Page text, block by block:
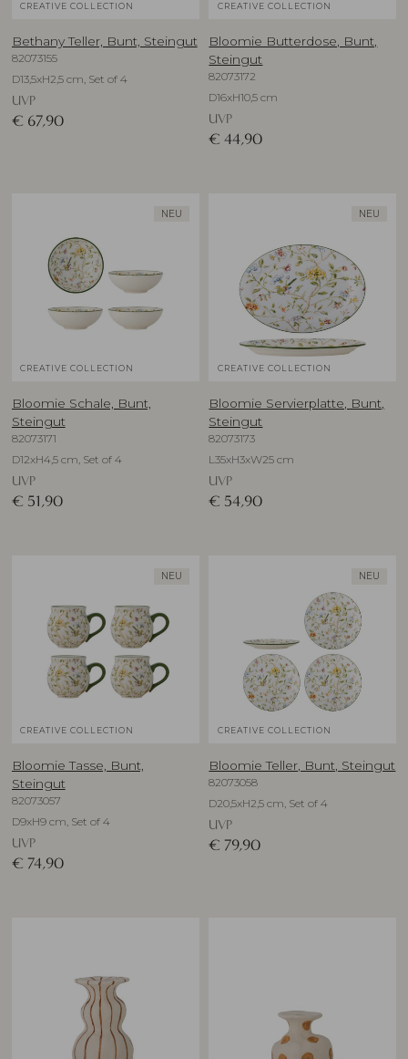
CREATIVE COLLECTION
Bethany Teller, Bunt, Steingut
82073155
D13,5xH2,5 cm, Set of 4
UVP
€ 67,90
CREATIVE COLLECTION
Bloomie Butterdose, Bunt,
Steingut
82073172
D16xH10,5 cm
UVP
€ 44,90
NEU
CREATIVE COLLECTION
Bloomie Schale, Bunt,
Steingut
82073171
D12xH4,5 cm, Set of 4
UVP
€ 51,90
NEU
CREATIVE COLLECTION
Bloomie Servierplatte, Bunt,
Steingut
82073173
L35xH3xW25 cm
UVP
€ 54,90
NEU
CREATIVE COLLECTION
Bloomie Tasse, Bunt,
Steingut
82073057
D9xH9 cm, Set of 4
UVP
€ 74,90
NEU
CREATIVE COLLECTION
Bloomie Teller, Bunt, Steingut
82073058
D20,5xH2,5 cm, Set of 4
UVP
€ 79,90